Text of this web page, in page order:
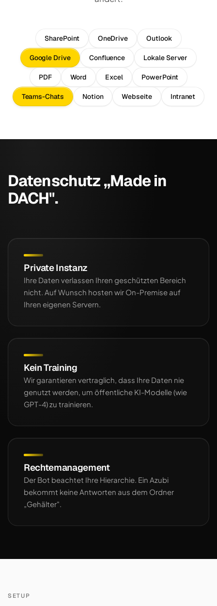
SharePoint OneDrive Outlook
Google Drive Confluence Lokale Server
PDF Word Excel PowerPoint
Teams-Chats Notion Webseite Intranet
Datenschutz „Made in
DACH".
Private Instanz
Ihre Daten verlassen Ihren geschützten Bereich
nicht. Auf Wunsch hosten wir On-Premise auf
Ihren eigenen Servern.
Kein Training
Wir garantieren vertraglich, dass Ihre Daten nie
genutzt werden, um öffentliche KI-Modelle (wie
GPT-4) zu trainieren.
Rechtemanagement
Der Bot beachtet Ihre Hierarchie. Ein Azubi
bekommt keine Antworten aus dem Ordner
„Gehälter".
SETUP